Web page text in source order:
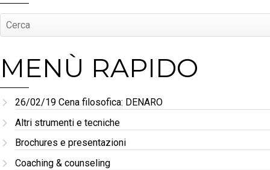
MENÙ RAPIDO
26/02/19 Cena filosofica: DENARO
Altri strumenti e tecniche
Brochures e presentazioni
Coaching & counseling